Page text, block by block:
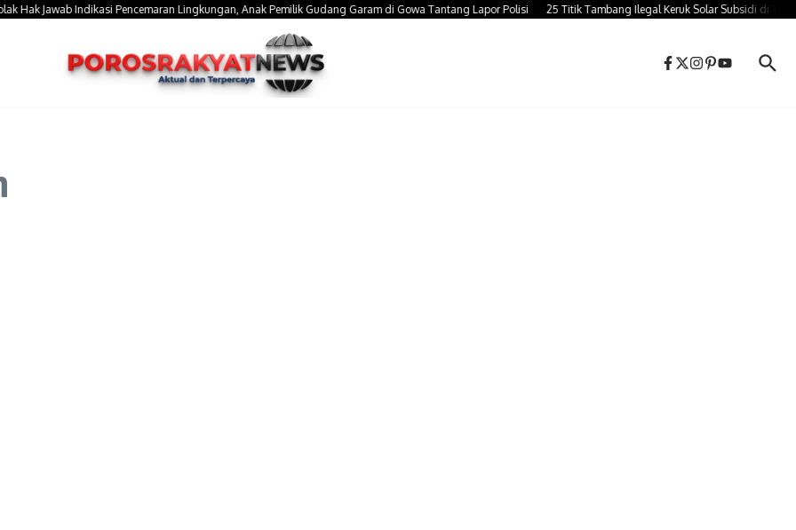
Jawab Indikasi Pencemaran Lingkungan, Anak Pemilik Gudang Garam di Gowa Tantang Lapor Polisi 25 Titik Tambang Ilegal Keruk Solar Subsidi di Takalar,